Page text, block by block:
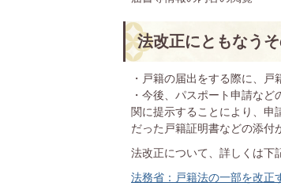
法改正にともなう
・戸籍の届出をする際に、戸
・今後、パスポート申請な
関に提示することにより、申
だった戸籍証明書などの添付
法改正について、詳しくは下
法務省：戸籍法の一部を改正